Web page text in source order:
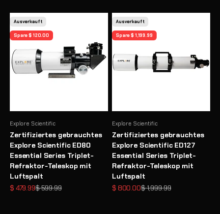
Ausverkauft
Spare $ 120.00
Explore Scientific
Zertifiziertes gebrauchtes
Explore Scientific ED80
Essential Series Triplet-
Refraktor-Teleskop mit
Luftspalt
Angebot
$ 479.99Regulärer Preis
$ 599.99
Ausverkauft
Spare $ 1,199.99
Explore Scientific
Zertifiziertes gebrauchtes
Explore Scientific ED127
Essential Series Triplet-
Refraktor-Teleskop mit
Luftspalt
Angebot
$ 800.00Regulärer Preis
$ 1,999.99